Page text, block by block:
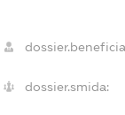
dossier.smida: